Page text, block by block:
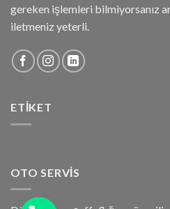
gereken işlemleri bilmiyorsanız
iletmeniz yeterli.
ETIKET
OTO SERVIS